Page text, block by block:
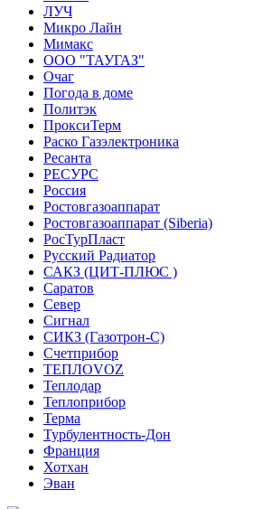
ЛУЧ
Микро Лайн
Мимакс
ООО "ТАУГАЗ"
Очаг
Погода в доме
Политэк
ПроксиТерм
Раско Газэлектроника
Ресанта
РЕСУРС
Россия
Ростовгазоаппарат
Ростовгазоаппарат (Siberia)
РосТурПласт
Русский Радиатор
САКЗ (ЦИТ-ПЛЮС )
Саратов
Север
Сигнал
СИКЗ (Газотрон-С)
Счетприбор
ТЕПЛОVOZ
Теплодар
Теплоприбор
Терма
Турбулентность-Дон
Франция
Хотхан
Эван